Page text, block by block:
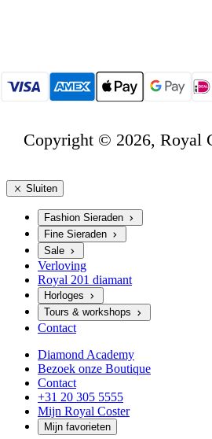
Copyright © 2026, Royal
Sluiten
Fashion Sieraden
Fine Sieraden
Sale
Verloving
Royal 201 diamant
Horloges
Tours & workshops
Contact
Diamond Academy
Bezoek onze Boutique
Contact
+31 20 305 5555
Mijn Royal Coster
Mijn favorieten